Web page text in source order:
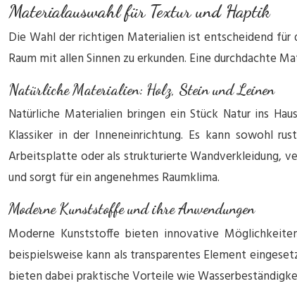
Materialauswahl für Textur und Haptik
Die Wahl der richtigen Materialien ist entscheidend für
Raum mit allen Sinnen zu erkunden. Eine durchdachte
Natürliche Materialien: Holz, Stein und Leinen
Natürliche Materialien bringen ein Stück Natur ins
Klassiker in der Inneneinrichtung. Es kann sowohl
Arbeitsplatte oder als strukturierte Wandverkleidung,
und sorgt für ein angenehmes Raumklima.
Moderne Kunststoffe und ihre Anwendungen
Moderne Kunststoffe bieten innovative
beispielsweise kann als transparentes Element
bieten dabei praktische Vorteile wie